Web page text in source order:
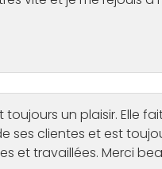
toujours un plaisir. Elle
ses clientes et est
et travaillées. Merci